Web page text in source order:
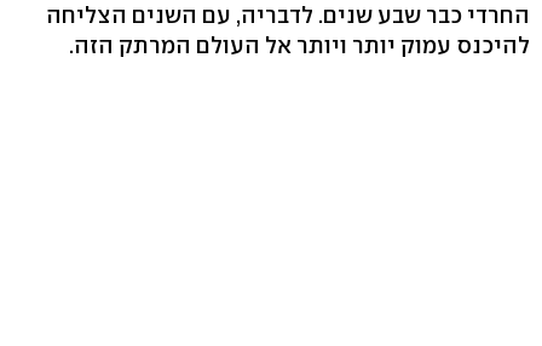
החרדי כבר שבע שנים. לדבריה, עם השנים הצליחה
להיכנס עמוק יותר ויותר אל העולם המרתק הזה.